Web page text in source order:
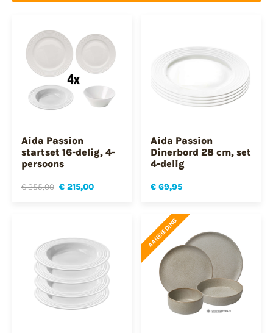
Aida Passion
startset 16-delig, 4-
persoons
€ 255,00 € 215,00
Aida Passion
Dinerbord 28 cm, set
4-delig
€ 69,95
AANBIEDING